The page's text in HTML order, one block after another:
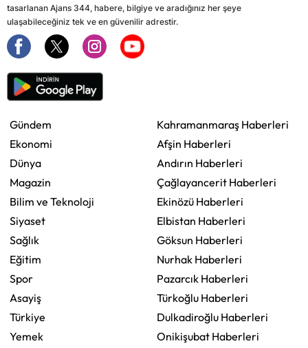
tasarlanan Ajans 344, habere, bilgiye ve aradığınız her şeye
ulaşabileceğiniz tek ve en güvenilir adrestir.
Gündem
Ekonomi
Dünya
Magazin
Bilim ve Teknoloji
Siyaset
Sağlık
Eğitim
Spor
Asayiş
Türkiye
Yemek
Kahramanmaraş Haberleri
Afşin Haberleri
Andırın Haberleri
Çağlayancerit Haberleri
Ekinözü Haberleri
Elbistan Haberleri
Göksun Haberleri
Nurhak Haberleri
Pazarcık Haberleri
Türkoğlu Haberleri
Dulkadiroğlu Haberleri
Onikişubat Haberleri